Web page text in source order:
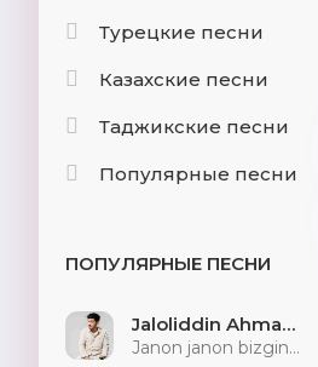
Турецкие песни
Казахские песни
Таджикские песни
Популярные песни
ПОПУЛЯРНЫЕ ПЕСНИ
Jaloliddin Ahmadaliyev
Janon janon bizginani sog'indilarmu